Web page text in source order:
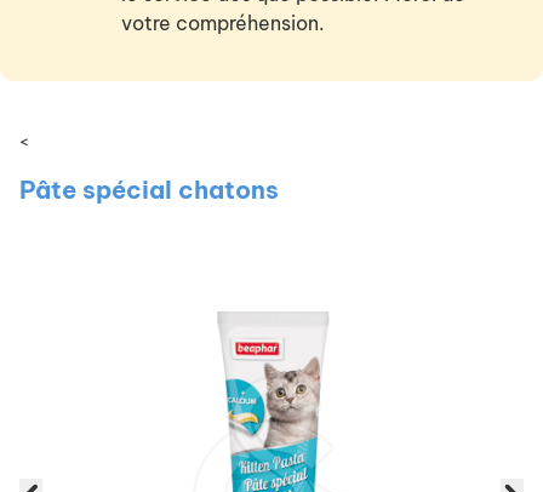
votre compréhension.
<
Pâte spécial chatons